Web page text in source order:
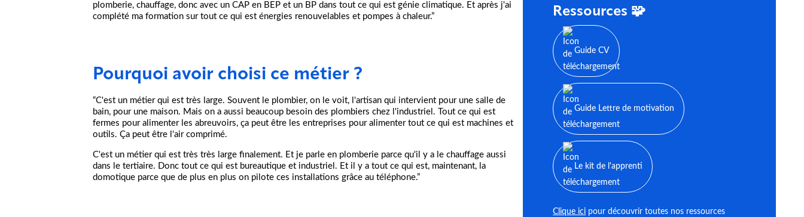
plomberie, chauffage, donc avec un CAP en BEP et un BP dans tout ce qui est génie climatique. Et après j'ai
complété ma formation sur tout ce qui est énergies renouvelables et pompes à chaleur.”
Pourquoi avoir choisi ce métier ?
“C'est un métier qui est très large. Souvent le plombier, on le voit, l'artisan qui intervient pour une salle de
bain, pour une maison. Mais on a aussi beaucoup besoin des plombiers chez l'industriel. Tout ce qui est
fermes pour alimenter les abreuvoirs, ça peut être les entreprises pour alimenter tout ce qui est machines et
outils. Ça peut être l'air comprimé.
C'est un métier qui est très très large finalement. Et je parle en plomberie parce qu'il y a le chauffage aussi
dans le tertiaire. Donc tout ce qui est bureautique et industriel. Et il y a tout ce qui est, maintenant, la
domotique parce que de plus en plus on pilote ces installations grâce au téléphone.”
Ressources 🧩
Guide CV
Guide Lettre de motivation
Le kit de l'apprenti
Clique ici pour découvrir toutes nos ressources